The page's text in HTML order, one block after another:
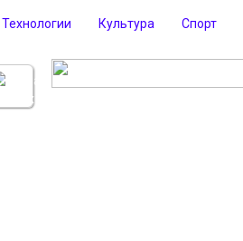
Технологии Культура Спорт